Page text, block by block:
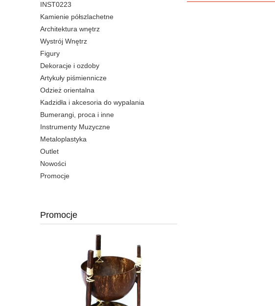
INST0223
Kamienie półszlachetne
Architektura wnętrz
Wystrój Wnętrz
Figury
Dekoracje i ozdoby
Artykuły piśmiennicze
Odzież orientalna
Kadzidła i akcesoria do wypalania
Bumerangi, proca i inne
Instrumenty Muzyczne
Metaloplastyka
Outlet
Nowości
Promocje
Promocje